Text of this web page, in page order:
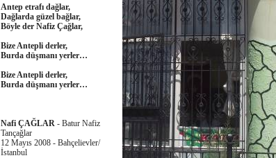
Antep etrafı dağlar,
Dağlarda güzel bağlar,
Böyle der Nafiz Çağlar,
Bize Antepli derler,
Burda düşmanı yerler…
Bize Antepli derler,
Burda düşmanı yerler…
Nafi ÇAĞLAR - Batur Nafiz
Tançağlar
12 Mayıs 2008 - Bahçelievler/
İstanbul